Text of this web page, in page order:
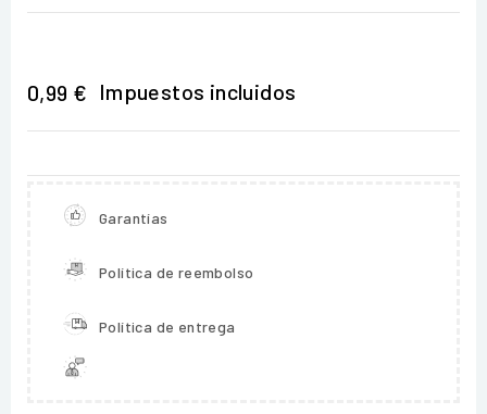
0,99 € Impuestos incluidos
Garantías
Política de reembolso
Política de entrega